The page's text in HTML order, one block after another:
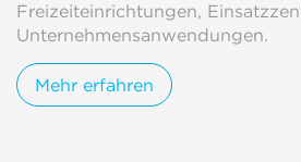
Freizeiteinrichtungen,
Unternehmensanwendungen.
Mehr erfahren